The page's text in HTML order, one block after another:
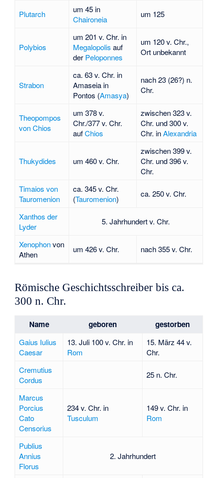
Plutarch
um 45 in
Chaironeia
um 125
Polybios
um 201 v. Chr. in
Megalopolis auf
der Peloponnes
um 120 v. Chr.,
Ort unbekannt
Strabon
ca. 63 v. Chr. in
Amaseia in
Pontos (Amasya)
nach 23 (26?) n.
Chr.
Theopompos
von Chios
um 378 v.
Chr./377 v. Chr.
aufChios
zwischen 323 v.
Chr. und 300 v.
Chr. inAlexandria
Thukydides um 460 v. Chr.
zwischen 399 v.
Chr. und 396 v.
Chr.
Timaios von
Tauromenion
ca. 345 v. Chr.
(Tauromenion)
ca. 250 v. Chr.
Xanthos der
Lyder
5. Jahrhundert v. Chr.
Xenophonvon
Athen
um 426 v. Chr. nach 355 v. Chr.
Römische Geschichtsschreiber bis ca.
300 n. Chr.
Name geboren gestorben
Gaius Iulius
Caesar
13. Juli 100 v. Chr. in
Rom
15. März 44 v.
Chr.
Cremutius
Cordus
25 n. Chr.
Marcus
Porcius
Cato
Censorius
234 v. Chr. in
Tusculum
149 v. Chr. in
Rom
Publius
Annius
Florus
2. Jahrhundert